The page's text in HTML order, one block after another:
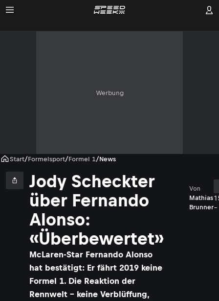
Werbung
Start/Formelsport/Formel 1/News
Jody Scheckter
über Fernando
Alonso:
«Überbewertet»
​McLaren-Star Fernando Alonso
hat bestätigt: Er fährt 2019 keine
Formel 1. Die Reaktion der
Rennwelt – keine Verblüffung,
Mathias
Brunner
Von
-